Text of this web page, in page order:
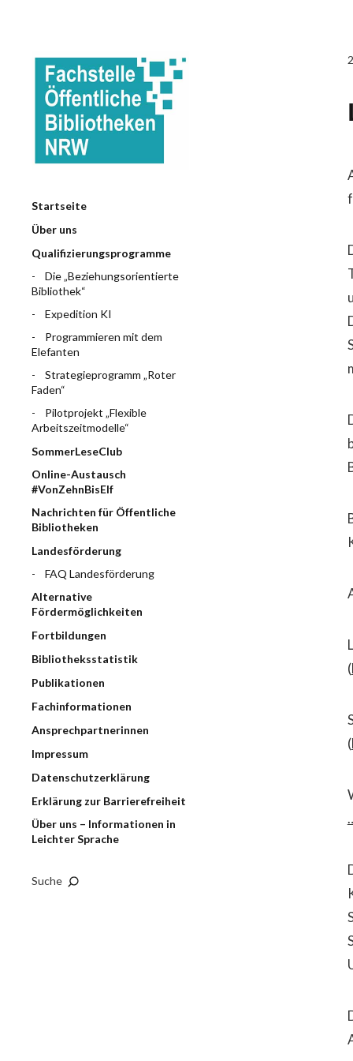
Startseite
Über uns
Qualifizierungsprogramme
Die „Beziehungsorientierte
Bibliothek“
Expedition KI
Programmieren mit dem
Elefanten
Strategieprogramm „Roter
Faden“
Pilotprojekt „Flexible
Arbeitszeitmodelle“
SommerLeseClub
Online-Austausch
#VonZehnBisElf
Nachrichten für Öffentliche
Bibliotheken
Landesförderung
FAQ Landesförderung
Alternative
Fördermöglichkeiten
Fortbildungen
Bibliotheksstatistik
Publikationen
Fachinformationen
Ansprechpartnerinnen
Impressum
Datenschutzerklärung
Erklärung zur Barrierefreiheit
Über uns – Informationen in
Leichter Sprache
Suche
(
(